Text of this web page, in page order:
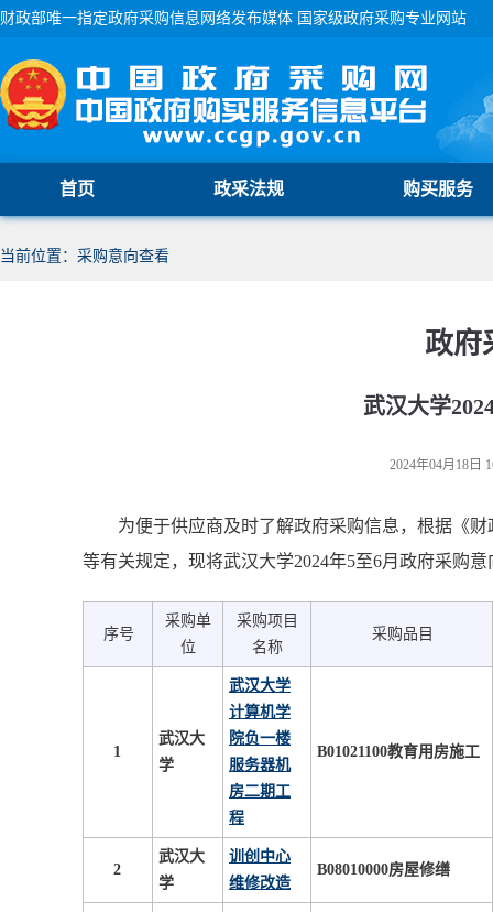
财政部唯一指定政府采购信息网络发布媒体 国家级政府采购专业网站
首页 政采法规 购买服务
当前位置：采购意向查看
政府
武汉大学
2024年04月18日
为便于供应商及时了解政府采购信息，根据《
等有关规定，现将武汉大学2024年5至6月政府采购
序号
采购单
位
采购项目
名称
采购品目
1
武汉大
学
武汉大学
计算机学
院负一楼
服务器机
房二期工
程
B01021100教育用房施工
2
武汉大
学
训创中心
维修改造
B08010000房屋修缮